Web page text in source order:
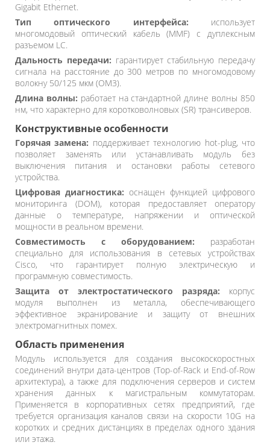
Gigabit Ethernet.
Тип оптического интерфейса: использует
многомодовый оптический кабель (MMF) с дуплексным
разъемом LC.
Дальность передачи: гарантирует стабильную передачу
сигнала на расстояние до 300 метров по многомодовому
волокну 50/125 мкм (OM3).
Длина волны: работает на стандартной длине волны 850
нм, что характерно для коротковолновых (SR) трансиверов.
Конструктивные особенности
Горячая замена: поддерживает технологию hot-plug, что
позволяет заменять или устанавливать модуль без
выключения питания и остановки работы сетевого
устройства.
Цифровая диагностика: оснащен функцией цифрового
мониторинга (DOM), которая предоставляет оператору
данные о температуре, напряжении и оптической
мощности в реальном времени.
Совместимость с оборудованием: разработан
специально для использования в сетевых устройствах
Cisco, что гарантирует полную электрическую и
программную совместимость.
Защита от электростатического разряда: корпус
модуля выполнен из металла, обеспечивающего
эффективное экранирование и защиту от внешних
электромагнитных помех.
Область применения
Модуль используется для создания высокоскоростных
соединений внутри дата-центров (Top-of-Rack и End-of-Row
архитектура), а также для подключения серверов и систем
хранения данных к магистральным коммутаторам.
Применяется в корпоративных сетях предприятий, где
требуется организация каналов связи на скорости 10G на
коротких и средних дистанциях в пределах одного здания
или этажа.